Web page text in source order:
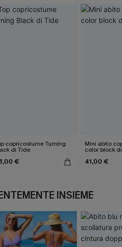
copricostume Turning
di Tide
€
Mini abito
color block
41,00 €
INSIEME